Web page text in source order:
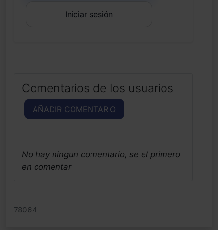
Iniciar sesión
Comentarios de los usuarios
AÑADIR COMENTARIO
No hay ningun comentario, se el primero
en comentar
78064